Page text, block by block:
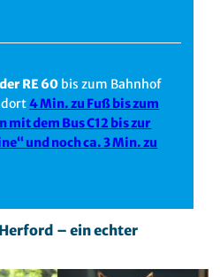
RE 60 bis zum Bahnhof
dort4 Min. zu Fuß bis zum
mit dem Bus C12 bis zur
und noch ca. 3 Min. zu
– ein echter